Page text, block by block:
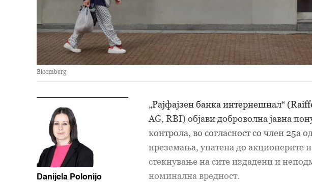
Bloomberg
Danijela Polonijo
„Рајфајзен банка интернешнал“
AG, RBI) објави доброволна јавна
контрола, во согласност со член 25а
преземања, упатена до акционерите
стекнување на сите издадени и
номинална вредност.